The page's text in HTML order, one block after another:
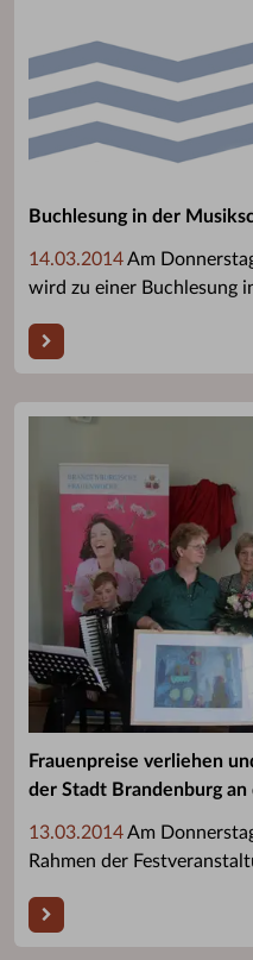
Buchlesung in der
14.03.2014Am
wird zu einer Buchlesung
Frauenpreise verliehen
der Stadt Brandenburg
13.03.2014Am
Rahmen der